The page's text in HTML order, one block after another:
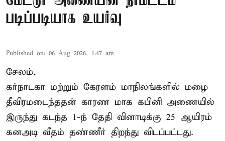
படிப்படியாக உயர்வு
Published on: 06 Aug 2026, 1:47 am
சேலம்,
கர்நாடகா மற்றும் கேரளம் மாநிலங்களில் மழை
தீவிரமடைந்ததன் காரண மாக கபினி அணையில்
இருந்து கடந்த 1-ந் தேதி வினாடிக்கு 25 ஆயிரம்
கனஅடி வீதம் தண்ணீர் திறந்து விடப்பட்டது.